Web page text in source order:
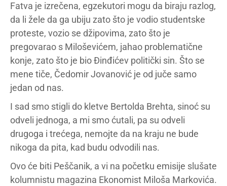
Fatva je izrečena, egzekutori mogu da biraju razlog,
da li žele da ga ubiju zato što je vodio studentske
proteste, vozio se džipovima, zato što je
pregovarao s Miloševićem, jahao problematične
konje, zato što je bio Đinđićev politički sin. Što se
mene tiče, Čedomir Jovanović je od juče samo
jedan od nas.
I sad smo stigli do kletve Bertolda Brehta, sinoć su
odveli jednoga, a mi smo ćutali, pa su odveli
drugoga i trećega, nemojte da na kraju ne bude
nikoga da pita, kad budu odvodili nas.
Ovo će biti Peščanik, a vi na početku emisije slušate
kolumnistu magazina Ekonomist Miloša Markovića.